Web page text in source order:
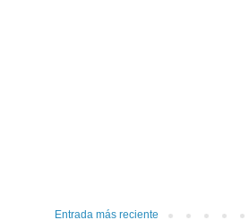
Entrada más reciente